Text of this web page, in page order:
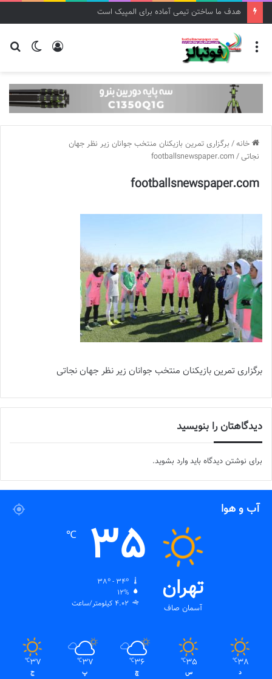
هدف ما ساختن تیمی آماده برای المپیک است
تغییر
ورود منو
خانه/ برگزاری تمرین بازیکنان منتخب جوانان زیر نظر جهان
نجاتی/
footballsnewspaper.com
footballsnewspaper.com
برگزاری تمرین بازیکنان منتخب جوانان زیر نظر جهان نجاتی
دیدگاهتان را بنویسید
برای نوشتن دیدگاه باید وارد بشوید.
آب و هوا
تهران
آسمان صاف
35
℃
12%
4.02 کیلومتر/ساعت
38
℃
د
35
℃
س
36
℃
چ
37
℃
پ
37
℃
ج